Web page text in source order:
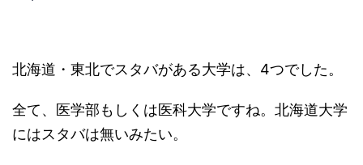
北海道・東北でスタバがある大学は、4つでした。
全て、医学部もしくは医科大学ですね。北海道大学
にはスタバは無いみたい。